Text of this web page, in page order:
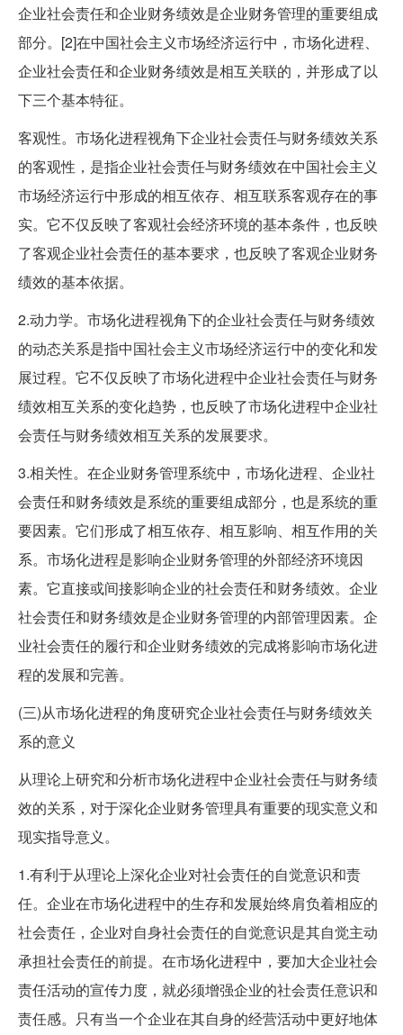
企业社会责任和企业财务绩效是企业财务管理的重要组成
部分。[2]在中国社会主义市场经济运行中，市场化进程、
企业社会责任和企业财务绩效是相互关联的，并形成了以
下三个基本特征。
客观性。市场化进程视角下企业社会责任与财务绩效关系
的客观性，是指企业社会责任与财务绩效在中国社会主义
市场经济运行中形成的相互依存、相互联系客观存在的事
实。它不仅反映了客观社会经济环境的基本条件，也反映
了客观企业社会责任的基本要求，也反映了客观企业财务
绩效的基本依据。
2.动力学。市场化进程视角下的企业社会责任与财务绩效
的动态关系是指中国社会主义市场经济运行中的变化和发
展过程。它不仅反映了市场化进程中企业社会责任与财务
绩效相互关系的变化趋势，也反映了市场化进程中企业社
会责任与财务绩效相互关系的发展要求。
3.相关性。在企业财务管理系统中，市场化进程、企业社
会责任和财务绩效是系统的重要组成部分，也是系统的重
要因素。它们形成了相互依存、相互影响、相互作用的关
系。市场化进程是影响企业财务管理的外部经济环境因
素。它直接或间接影响企业的社会责任和财务绩效。企业
社会责任和财务绩效是企业财务管理的内部管理因素。企
业社会责任的履行和企业财务绩效的完成将影响市场化进
程的发展和完善。
(三)从市场化进程的角度研究企业社会责任与财务绩效关
系的意义
从理论上研究和分析市场化进程中企业社会责任与财务绩
效的关系，对于深化企业财务管理具有重要的现实意义和
现实指导意义。
1.有利于从理论上深化企业对社会责任的自觉意识和责
任。企业在市场化进程中的生存和发展始终肩负着相应的
社会责任，企业对自身社会责任的自觉意识是其自觉主动
承担社会责任的前提。在市场化进程中，要加大企业社会
责任活动的宣传力度，就必须增强企业的社会责任意识和
责任感。只有当一个企业在其自身的经营活动中更好地体